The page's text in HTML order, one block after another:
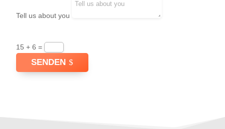
Tell us about you
15 + 6 =
SENDEN